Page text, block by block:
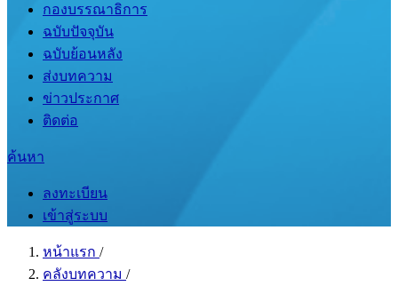
กองบรรณาธิการ
ฉบับปัจจุบัน
ฉบับย้อนหลัง
ส่งบทความ
ข่าวประกาศ
ติดต่อ
ค้นหา
ลงทะเบียน
เข้าสู่ระบบ
หน้าแรก /
คลังบทความ /